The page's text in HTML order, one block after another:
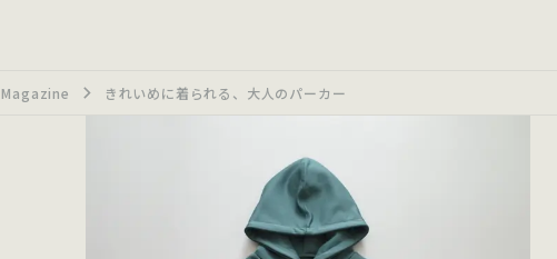
Magazine きれいめに着られる、大人のパーカー